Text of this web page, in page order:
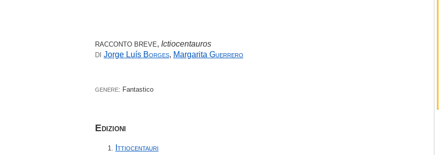
RACCONTO BREVE, Ictiocentauros
DI Jorge Luís Borges, Margarita Guerrero
GENERE: Fantastico
Edizioni
Ittiocentauri